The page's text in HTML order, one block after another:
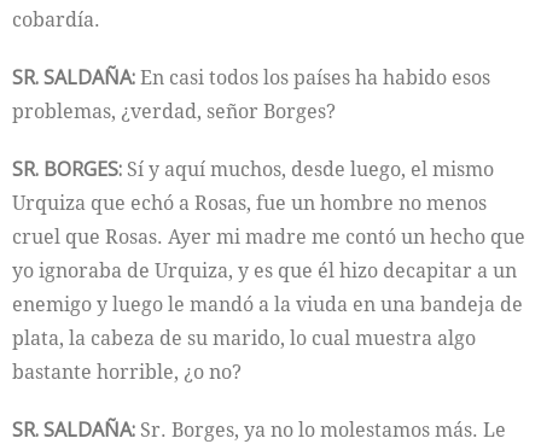
cobardía.
SR. SALDAÑA:En casi todos los países ha habido esos
problemas, ¿verdad, señor Borges?
SR. BORGES: Sí y aquí muchos, desde luego, el mismo
Urquiza que echó a Rosas, fue un hombre no menos
cruel que Rosas. Ayer mi madre me contó un hecho que
yo ignoraba de Urquiza, y es que él hizo decapitar a un
enemigo y luego le mandó a la viuda en una bandeja de
plata, la cabeza de su marido, lo cual muestra algo
bastante horrible, ¿o no?
SR. SALDAÑA: Sr. Borges, ya no lo molestamos más. Le